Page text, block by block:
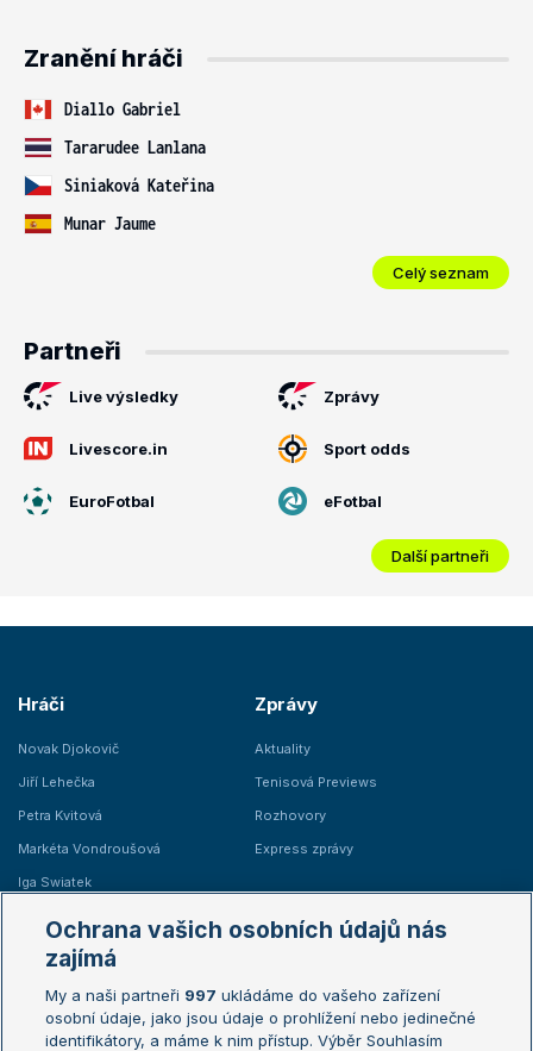
Zranění hráči
Diallo Gabriel
Tararudee Lanlana
Siniaková Kateřina
Munar Jaume
Celý seznam
Partneři
Live výsledky Zprávy
Livescore.in Sport odds
EuroFotbal eFotbal
Další partneři
Hráči
Novak Djokovič
Jiří Lehečka
Petra Kvitová
Markéta Vondroušová
Iga Swiatek
Zprávy
Aktuality
Tenisová Previews
Rozhovory
Express zprávy
Žebříčky
Žebříček ATP (muži)
Žebříček WTA (ženy)
Australian Open
French Open
Ochrana vašich osobních údajů nás
zajímá
My a naši partneři 997 ukládáme do vašeho zařízení
osobní údaje, jako jsou údaje o prohlížení nebo jedinečné
identifikátory, a máme k nim přístup. Výběr Souhlasím